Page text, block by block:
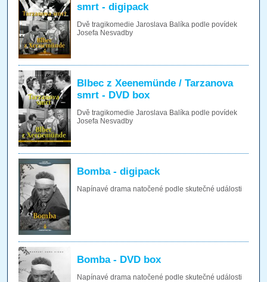
smrt - digipack
Dvě tragikomedie Jaroslava Balíka podle povídek
Josefa Nesvadby
Blbec z Xeenemünde / Tarzanova
smrt - DVD box
Dvě tragikomedie Jaroslava Balíka podle povídek
Josefa Nesvadby
Bomba - digipack
Napínavé drama natočené podle skutečné události
Bomba - DVD box
Napínavé drama natočené podle skutečné události